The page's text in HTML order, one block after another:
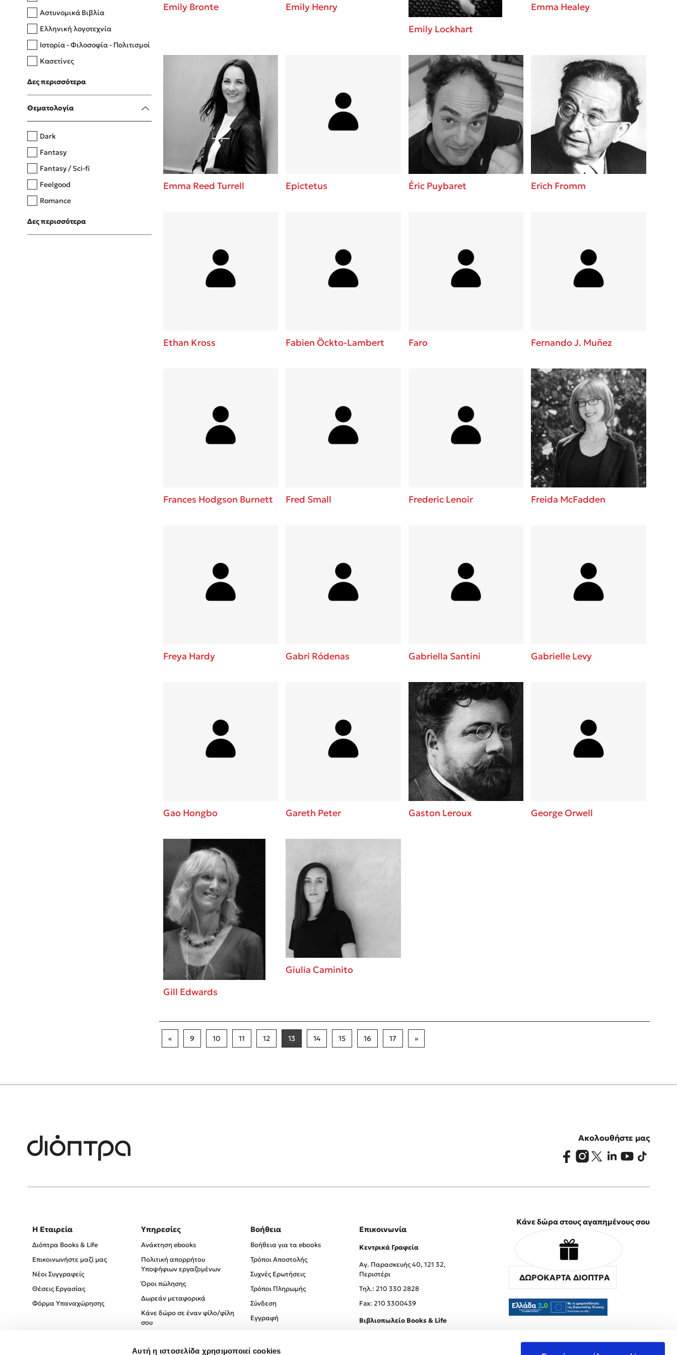
Αυτή η ιστοσελίδα χρησιμοποιεί cookies
Δανάη Δεληγεώργη
Πάνω, κάτω, μπροστά, πίσω
Η μέθοδος Αφήστε τους
Αστυνομικά Βιβλία
Ελληνική λογοτεχνία
Ιστορία - Φιλοσοφία - Πολιτισμοί
Κασετίνες
Λευκώματα - Έγχρωμοι οδηγοί
Μαγειρική
Δες περισσότερα
Θεματολογία
Dark
Fantasy
Fantasy / Sci-fi
Feelgood
Romance
Upmarket
Young Adult
Δες περισσότερα
Emily Bronte
Emily Henry
Emily Lockhart
Emma Healey
Emma Reed Turrell Epictetus Éric Puybaret Erich Fromm
Ethan Kross Fabien Öckto-Lambert Faro Fernando J. Muñez
Frances Hodgson Burnett Fred Small Frederic Lenoir Freida McFadden
Freya Hardy Gabri Ródenas Gabriella Santini Gabrielle Levy
Gao Hongbo Gareth Peter Gaston Leroux George Orwell
Gill Edwards
Giulia Caminito
« 9 10 11 12 13 14 15 16 17 »
Ακολουθήστε μας
Η Εταιρεία
Διόπτρα Books & Life
Επικοινωνήστε μαζί μας
Νέοι Συγγραφείς
Θέσεις Εργασίας
Φόρμα Υπαναχώρησης
Υπηρεσίες
Ανάκτηση ebooks
Πολιτική απορρήτου
Υποψήφιων εργαζομένων
Όροι πώλησης
Δωρεάν μεταφορικά
Κάνε δώρο σε έναν φίλο/φίλη
σου
Πολιτική Απορρήτου
Βοήθεια
Βοήθεια για τα ebooks
Τρόποι Αποστολής
Συχνές Ερωτήσεις
Τρόποι Πληρωμής
Σύνδεση
Εγγραφή
Επικοινωνία
Κεντρικά Γραφεία
Αγ. Παρασκευής 40, 121 32,
Περιστέρι
Tηλ.: 210 330 2828
Fax: 210 3300439
Βιβλιοπωλείο Books & Life
Κάνε δώρα στους αγαπημένους σου
ΔΩΡΟΚΑΡΤΑ ΔΙΟΠΤΡΑ